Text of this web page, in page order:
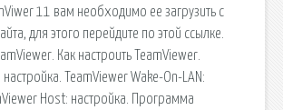
11 вам необходимо ее загрузить с
для этого перейдите по этой ссылке.
Как настроить TeamViewer.
настройка. TeamViewer Wake-On-LAN:
Host: настройка. Программа